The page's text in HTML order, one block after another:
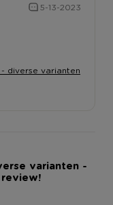
5-13-2023
diverse varianten
varianten -